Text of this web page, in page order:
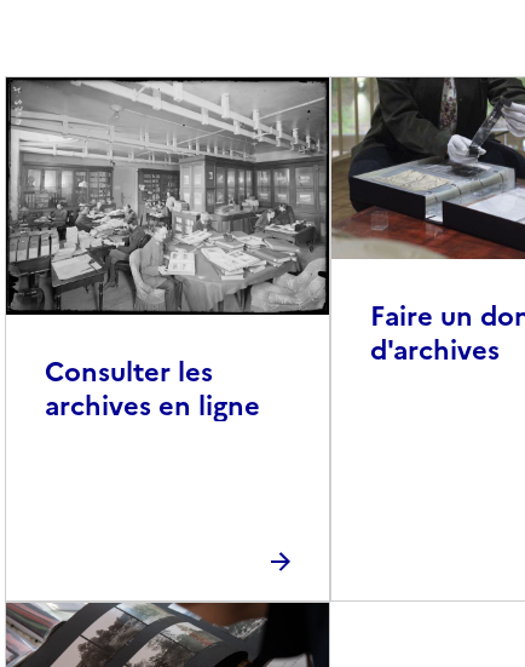
Consulter les
archives en ligne
Faire un
d'archives